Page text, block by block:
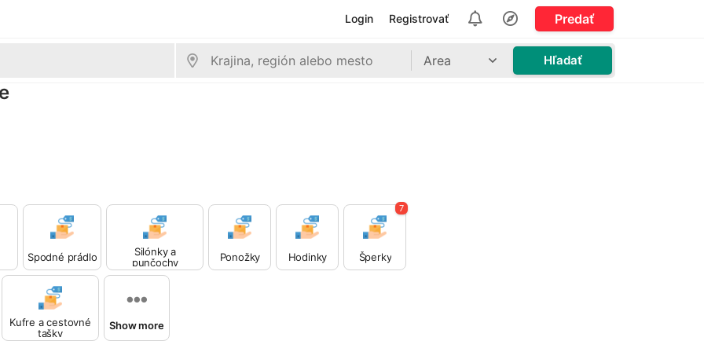
Predať
Registrovať
Login
Area Hľadať
Spodné prádlo
Silónky a
punčochy
Ponožky Hodinky Šperky
7
Kufre a cestovné
tašky
Show more